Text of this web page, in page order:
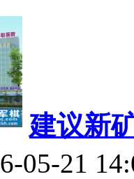
建议新
05-21